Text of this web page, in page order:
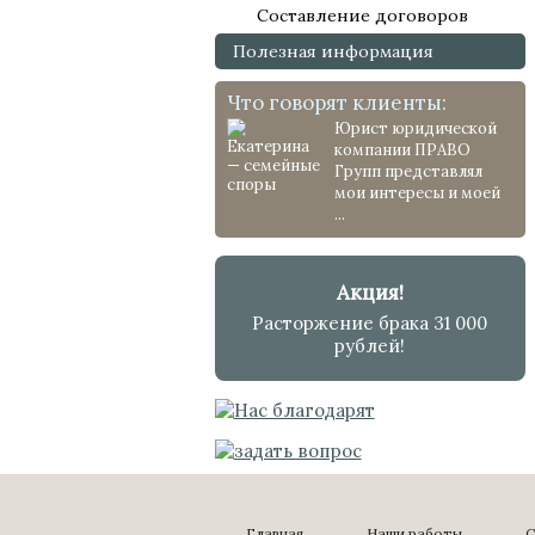
Составление договоров
Полезная информация
Что говорят клиенты:
Юрист юридической
компании ПРАВО
Групп представлял
мои интересы и моей
...
Акция!
Расторжение брака 31 000
рублей!